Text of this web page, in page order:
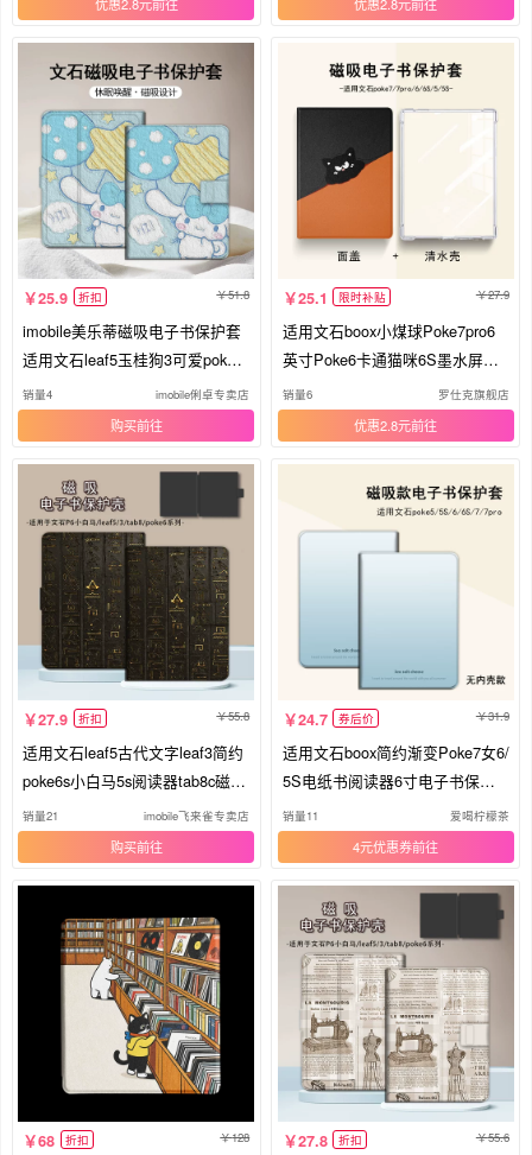
25.9 折扣 51.8
imobile美乐蒂磁吸电子书保护套
适用文石leaf5玉桂狗3可爱poke6
s阅读器tab8c/mini/onyxbooxpag
e/7.8电纸书壳
销量4 imobile俐卓专卖店
购买
25.1 限时补贴 27.9
适用文石boox小煤球Poke7pro6
英寸Poke6卡通猫咪6S墨水屏电
子纸Poke5可爱5S阅读器磁吸可
拆分电子书保护壳套
销量6 罗仕克旗舰店
优惠2.8元
27.9 折扣 55.8
适用文石leaf5古代文字leaf3简约
poke6s小白马5s阅读器tab8c磁吸
Note电子书BOOX保护套Page电
纸书x5s保护壳潮
销量21 imobile飞来雀专卖店
购买
24.7 券后价 31.9
适用文石boox简约渐变Poke7女6/
5S电纸书阅读器6寸电子书保护
壳套
销量11 爱喝柠檬茶
4元优惠券
68 折扣 128 27.8 折扣 55.6